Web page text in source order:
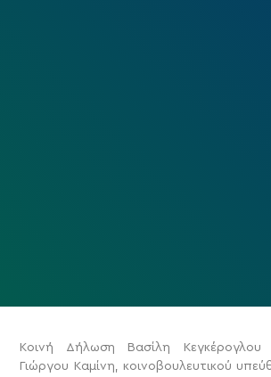
Κοινή Δήλωση Βασίλη Κεγκέρογλου
Γιώργου Καμίνη, κοινοβουλευτικού